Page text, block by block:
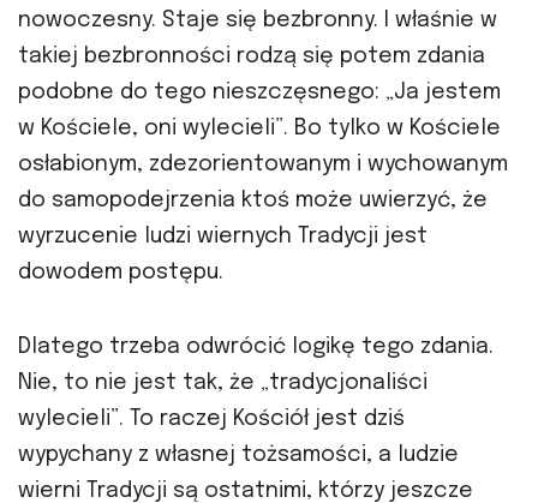
nowoczesny. Staje się bezbronny. I właśnie w
takiej bezbronności rodzą się potem zdania
podobne do tego nieszczęsnego: „Ja jestem
w Kościele, oni wylecieli”. Bo tylko w Kościele
osłabionym, zdezorientowanym i wychowanym
do samopodejrzenia ktoś może uwierzyć, że
wyrzucenie ludzi wiernych Tradycji jest
dowodem postępu.
Dlatego trzeba odwrócić logikę tego zdania.
Nie, to nie jest tak, że „tradycjonaliści
wylecieli”. To raczej Kościół jest dziś
wypychany z własnej tożsamości, a ludzie
wierni Tradycji są ostatnimi, którzy jeszcze